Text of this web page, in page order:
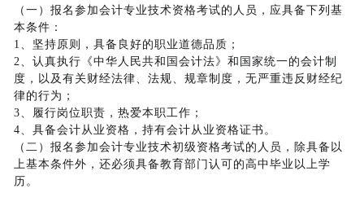
（一）报名参加会计专业技术资格考试的人员，应具备下列基
本条件：
1、坚持原则，具备良好的职业道德品质；
2、认真执行《中华人民共和国会计法》和国家统一的会计制
度，以及有关财经法律、法规、规章制度，无严重违反财经纪
律的行为；
3、履行岗位职责，热爱本职工作；
4、具备会计从业资格，持有会计从业资格证书。
（二）报名参加会计专业技术初级资格考试的人员，除具备以
上基本条件外，还必须具备教育部门认可的高中毕业以上学
历。